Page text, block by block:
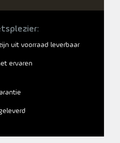
uit voorraad leverbaar
ervaren